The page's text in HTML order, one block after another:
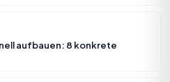
aufbauen: 8 konkrete